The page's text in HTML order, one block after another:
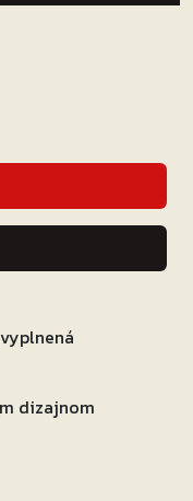
dizajnom